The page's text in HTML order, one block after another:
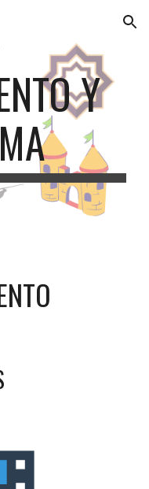
Skip to navigation
Y